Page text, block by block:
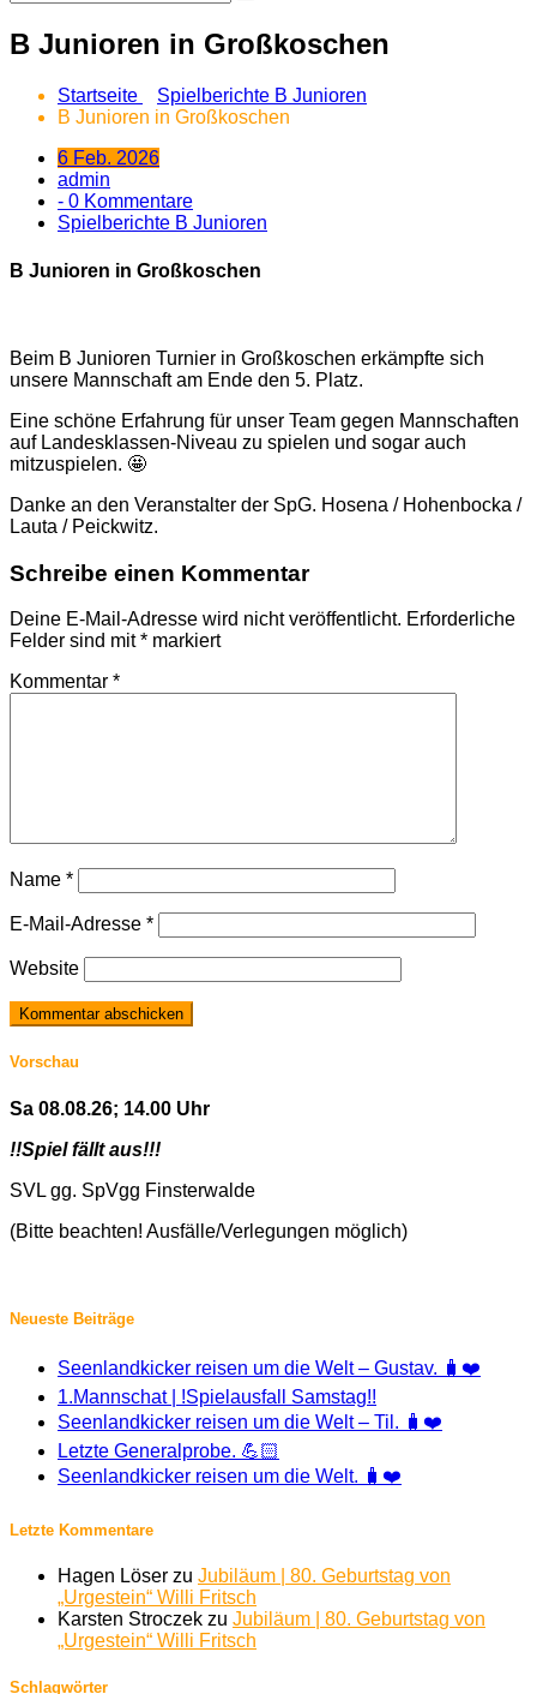
B Junioren in Großkoschen
Startseite
Spielberichte B Junioren
B Junioren in Großkoschen
6 Feb. 2026
admin
- 0 Kommentare
Spielberichte B Junioren
B Junioren in Großkoschen
Beim B Junioren Turnier in Großkoschen erkämpfte sich
unsere Mannschaft am Ende den 5. Platz.
Eine schöne Erfahrung für unser Team gegen Mannschaften
auf Landesklassen-Niveau zu spielen und sogar auch
mitzuspielen. 🤩
Danke an den Veranstalter der SpG. Hosena / Hohenbocka /
Lauta / Peickwitz.
Schreibe einen Kommentar
Deine E-Mail-Adresse wird nicht veröffentlicht. Erforderliche
Felder sind mit* markiert
Kommentar *
Name *
E-Mail-Adresse *
Website
Vorschau
Sa 08.08.26; 14.00 Uhr
!!Spiel fällt aus!!!
SVL gg. SpVgg Finsterwalde
(Bitte beachten! Ausfälle/Verlegungen möglich)
Neueste Beiträge
Seenlandkicker reisen um die Welt – Gustav. 🧳❤️
1.Mannschat | !Spielausfall Samstag!!
Seenlandkicker reisen um die Welt – Til. 🧳❤️
Letzte Generalprobe. 💪🏻
Seenlandkicker reisen um die Welt. 🧳❤️
Letzte Kommentare
Hagen Löser zu Jubiläum | 80. Geburtstag von
„Urgestein“ Willi Fritsch
Karsten Stroczek zu Jubiläum | 80. Geburtstag von
„Urgestein“ Willi Fritsch
Schlagwörter